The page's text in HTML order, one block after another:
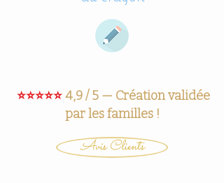
⭐⭐⭐⭐⭐4,9 / 5 — Création validée
par les familles !
Avis Clients